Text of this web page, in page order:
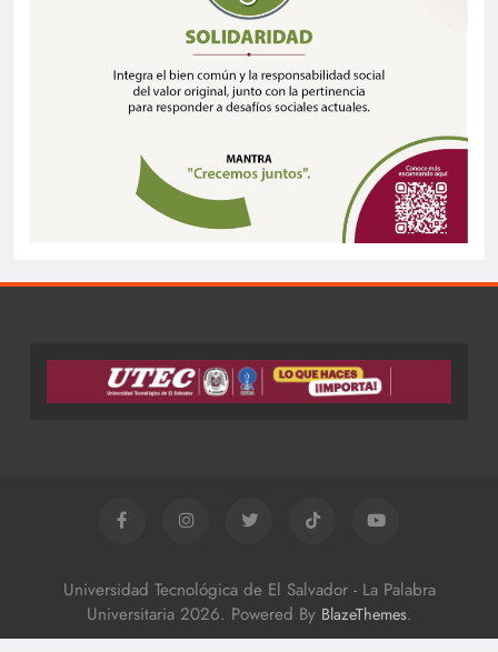
Universidad Tecnológica de El Salvador - La Palabra
Universitaria 2026. Powered By BlazeThemes.